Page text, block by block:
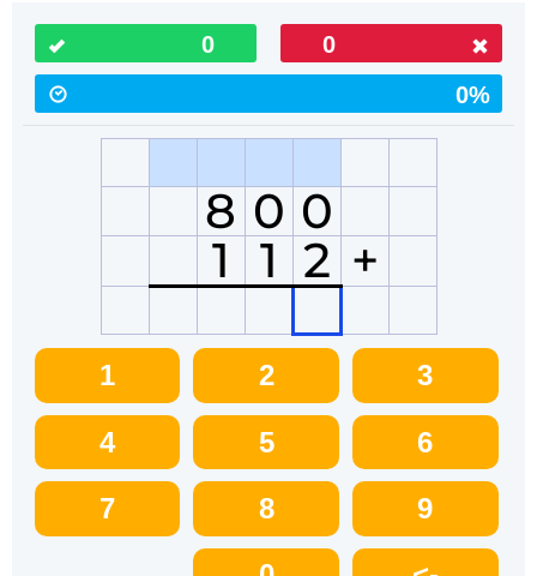
0
0
0%
8 0 0
1 1 2 +
1 2 3
4 5 6
7 8 9